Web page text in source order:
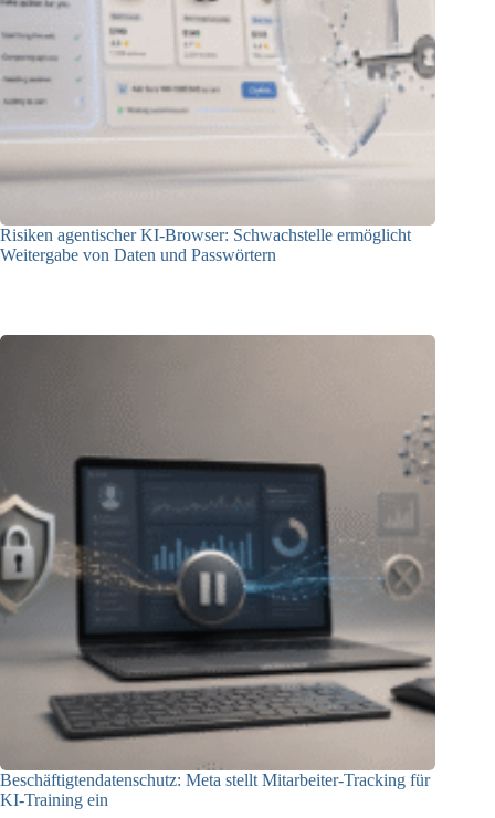
Risiken agentischer KI-Browser: Schwachstelle ermöglicht
Weitergabe von Daten und Passwörtern
Beschäftigtendatenschutz: Meta stellt Mitarbeiter-Tracking für
KI-Training ein